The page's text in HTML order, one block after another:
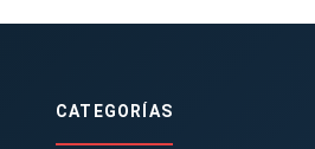
CATEGORÍAS